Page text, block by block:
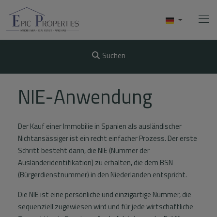
Kaufen
Verkaufen
Mieten
Uber Uns
Videos
Suchen
NIE-Anwendung
Der Kauf einer Immobilie in Spanien als ausländischer
Nichtansässiger ist ein recht einfacher Prozess. Der erste
Schritt besteht darin, die NIE (Nummer der
Ausländeridentifikation) zu erhalten, die dem BSN
(Bürgerdienstnummer) in den Niederlanden entspricht.
Die NIE ist eine persönliche und einzigartige Nummer, die
sequenziell zugewiesen wird und für jede wirtschaftliche